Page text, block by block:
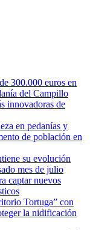
300.000 euros en
del Campillo
innovadoras de
en pedanías y
de población en
su evolución
mes de julio
captar nuevos
Tortuga” con
la nidificación